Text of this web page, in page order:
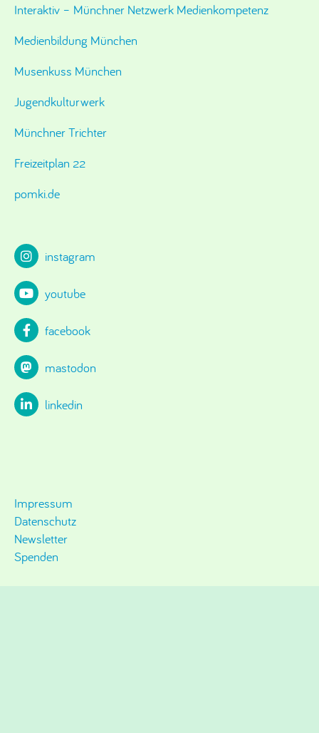
Interaktiv – Münchner Netzwerk Medienkompetenz
Medienbildung München
Musenkuss München
Jugendkulturwerk
Münchner Trichter
Freizeitplan 22
pomki.de
instagram
youtube
facebook
mastodon
linkedin
Impressum
Datenschutz
Newsletter
Spenden